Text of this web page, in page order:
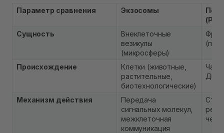
Параметр сравнения Экзосомы
Сущность
Внеклеточные
везикулы
(микросферы)
Происхождение
Клетки (животные,
растительные,
биотехнологические)
Чаще
ДНК
Механизм действия
Передача
сигнальных молекул,
межклеточная
коммуникация